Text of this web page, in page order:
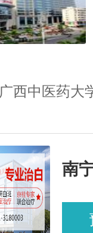
广西中医药大
南